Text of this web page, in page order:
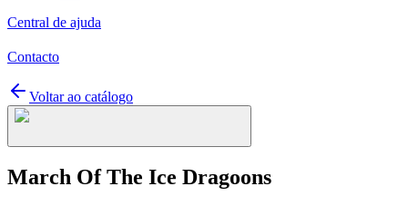
Central de ajuda
Contacto
Voltar ao catálogo
March Of The Ice Dragoons